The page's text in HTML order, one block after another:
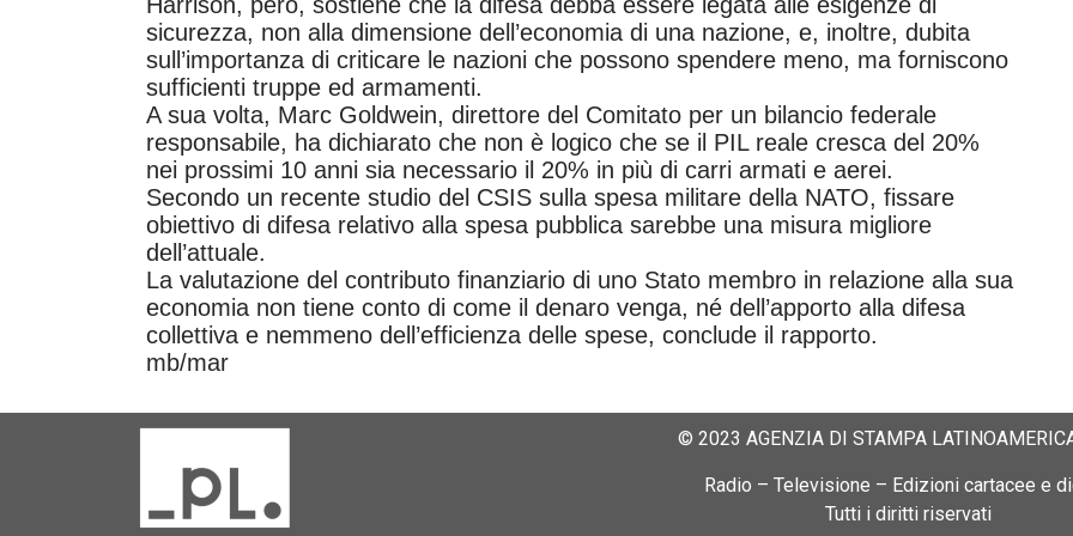
sicurezza, non alla dimensione dell’economia di una nazione, e, inoltre, dubita
sull’importanza di criticare le nazioni che possono spendere meno, ma forniscono
sufficienti truppe ed armamenti.
A sua volta, Marc Goldwein, direttore del Comitato per un bilancio federale
responsabile, ha dichiarato che non è logico che se il PIL reale cresca del 20%
nei prossimi 10 anni sia necessario il 20% in più di carri armati e aerei.
Secondo un recente studio del CSIS sulla spesa militare della NATO, fissare
obiettivo di difesa relativo alla spesa pubblica sarebbe una misura migliore
dell’attuale.
La valutazione del contributo finanziario di uno Stato membro in relazione alla sua
economia non tiene conto di come il denaro venga, né dell’apporto alla difesa
collettiva e nemmeno dell’efficienza delle spese, conclude il rapporto.
mb/mar
© 2023 AGENZIA DI STAMPA
Radio – Televisione – Edizioni cartacee e
Tutti i diritti riservati